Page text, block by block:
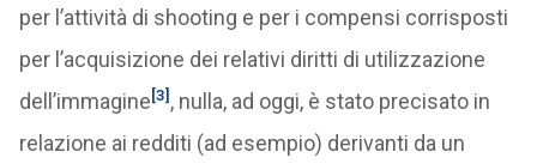
per l’attività di shooting e per i compensi corrisposti
per l’acquisizione dei relativi diritti di utilizzazione
dell’immagine[3] , nulla, ad oggi, è stato precisato in
relazione ai redditi (ad esempio) derivanti da un